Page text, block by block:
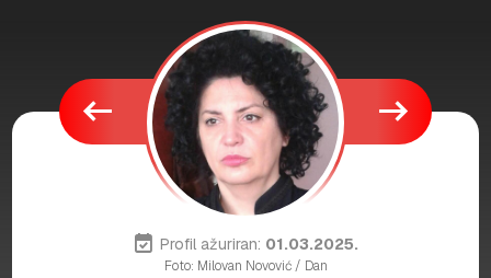
west east
event_available Profil ažuriran: 01.03.2025.
Foto: Milovan Novović / Dan